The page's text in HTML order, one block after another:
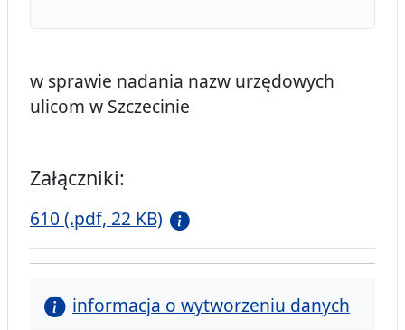
w sprawie nadania nazw urzędowych
ulicom w Szczecinie
Załączniki:
610 (.pdf, 22 KB)
informacja o wytworzeniu danych